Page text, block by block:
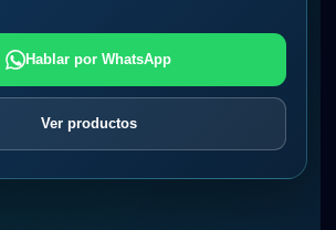
Hablar por WhatsApp
Ver productos